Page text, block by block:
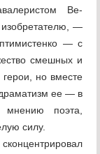
Ве-
—
— с
смешных и
но вместе
ее — в
поэта,
силу.